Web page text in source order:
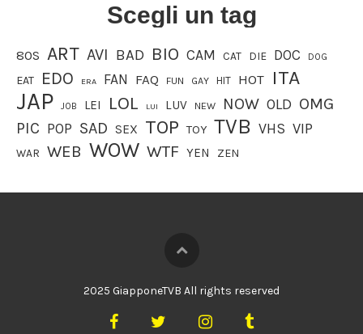
Scegli un tag
80S ART AVI BAD BIO CAM CAT DIE DOC DOG
EAT EDO ERA FAN FAQ FUN GAY HIT HOT ITA
JAP JOB LEI LOL LUI LUV NEW NOW OLD OMG
PIC POP SAD SEX TOP TOY TVB VHS VIP
WAR WEB WOW WTF YEN ZEN
2025 GiapponeTVB All rights reserved